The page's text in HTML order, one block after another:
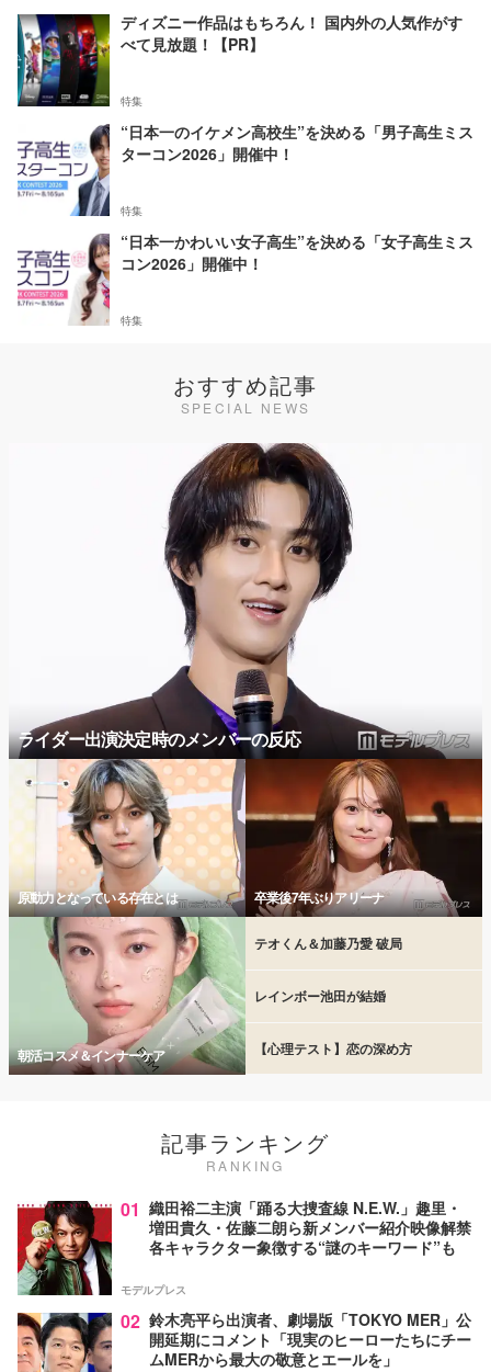
ディズニー作品はもちろん！ 国内外の人気作がす
べて見放題！【PR】
特集
“日本一のイケメン高校生”を決める「男子高生ミス
ターコン2026」開催中！
特集
“日本一かわいい女子高生”を決める「女子高生ミス
コン2026」開催中！
特集
おすすめ記事
SPECIAL NEWS
ライダー出演決定時のメンバーの反応
原動力となっている存在とは 卒業後7年ぶりアリーナ
朝活コスメ＆インナーケア
テオくん＆加藤乃愛 破局
レインボー池田が結婚
【心理テスト】恋の深め方
記事ランキング
RANKING
01 織田裕二主演「踊る大捜査線 N.E.W.」趣里・
増田貴久・佐藤二朗ら新メンバー紹介映像解禁
各キャラクター象徴する“謎のキーワード”も
モデルプレス
02 鈴木亮平ら出演者、劇場版「TOKYO MER」公
開延期にコメント「現実のヒーローたちにチー
ムMERから最大の敬意とエールを」